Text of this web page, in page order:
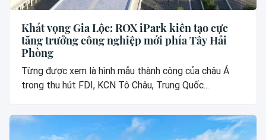
Khát vọng Gia Lộc: ROX iPark kiến tạo cực
tăng trưởng công nghiệp mới phía Tây Hải
Phòng
Từng được xem là hình mẫu thành công của châu Á
trong thu hút FDI, KCN Tô Châu, Trung Quốc...